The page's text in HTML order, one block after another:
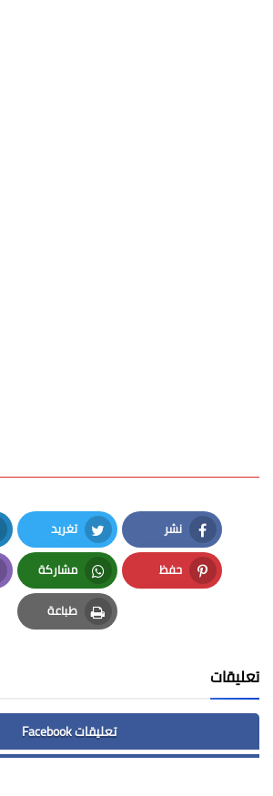
نشر
Facebook
تغريد
Twitter
حفظ
Pinterest
مشاركة
Whatsapp
طباعة
Print
تعليقات
تعليقات Facebook